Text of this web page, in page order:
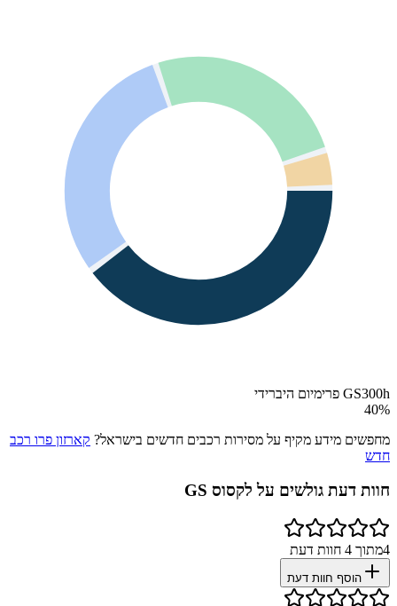
GS300h פרימיום היברידי
40%
מחפשים מידע מקיף על מסירות רכבים חדשים בישראל? קארזון פרו רכב
חדש
חוות דעת גולשים על לקסוס GS
4מתוך 4 חוות דעת
הוסף חוות דעת